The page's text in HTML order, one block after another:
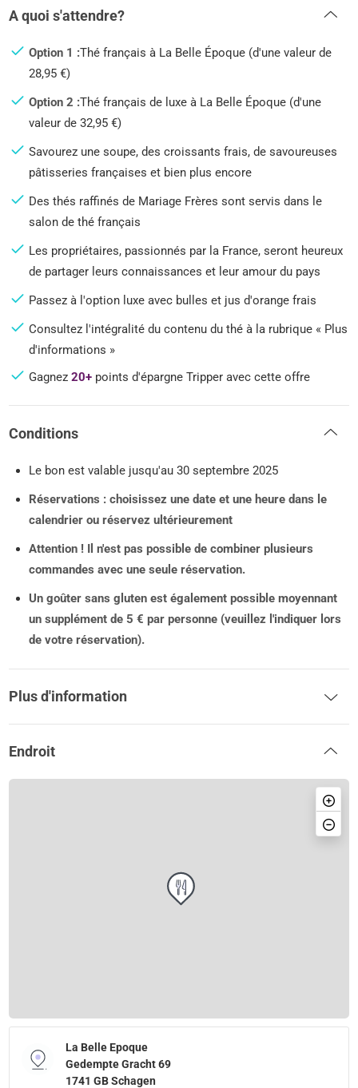
A quoi s'attendre?
Option 1 :Thé français à La Belle Époque (d'une valeur de
28,95 €)
Option 2 :Thé français de luxe à La Belle Époque (d'une
valeur de 32,95 €)
Savourez une soupe, des croissants frais, de savoureuses
pâtisseries françaises et bien plus encore
Des thés raffinés de Mariage Frères sont servis dans le
salon de thé français
Les propriétaires, passionnés par la France, seront heureux
de partager leurs connaissances et leur amour du pays
Passez à l'option luxe avec bulles et jus d'orange frais
Consultez l'intégralité du contenu du thé à la rubrique « Plus
d'informations »
Gagnez20+ points d'épargne Tripper avec cette offre
Conditions
Le bon est valable jusqu'au 30 septembre 2025
Réservations : choisissez une date et une heure dans le
calendrier ou réservez ultérieurement
Attention ! Il n'est pas possible de combiner plusieurs
commandes avec une seule réservation.
Un goûter sans gluten est également possible moyennant
un supplément de 5 € par personne (veuillez l'indiquer lors
de votre réservation).
Plus d'information
Endroit
La Belle Epoque
Gedempte Gracht 69
1741 GB Schagen